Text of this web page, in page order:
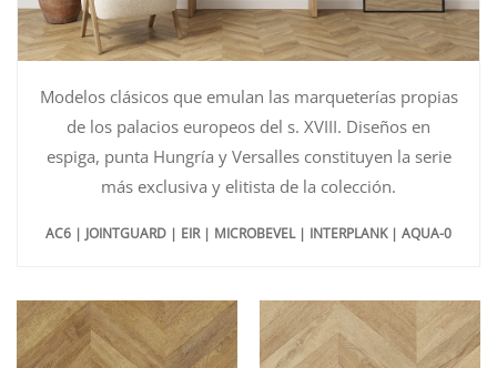
Modelos clásicos que emulan las marqueterías propias
de los palacios europeos del s. XVIII. Diseños en
espiga, punta Hungría y Versalles constituyen la serie
más exclusiva y elitista de la colección.
AC6 | JOINTGUARD | EIR | MICROBEVEL | INTERPLANK | AQUA-0